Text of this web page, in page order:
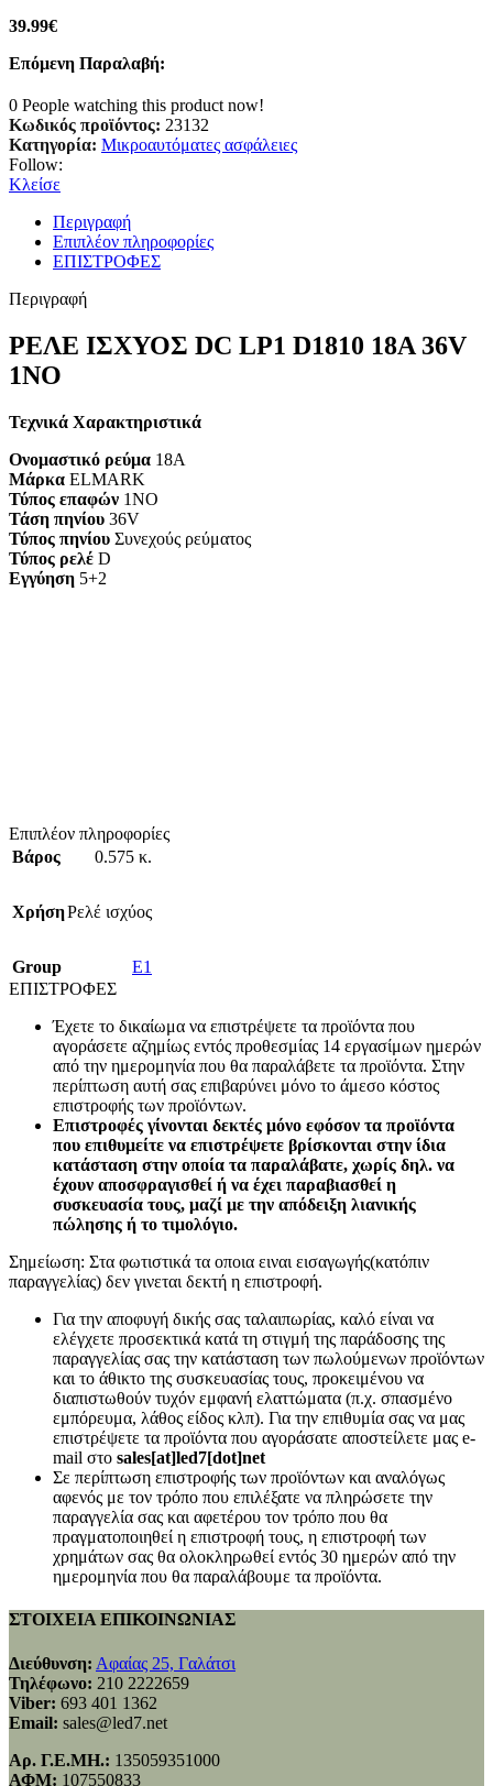
39.99€
Επόμενη Παραλαβή:
0 People watching this product now!
Κωδικός προϊόντος: 23132
Κατηγορία: Μικροαυτόματες ασφάλειες
Follow:
Κλείσε
Περιγραφή
Επιπλέον πληροφορίες
ΕΠΙΣΤΡΟΦΕΣ
Περιγραφή
ΡΕΛΕ ΙΣΧΥΟΣ DC LP1 D1810 18A 36V
1ΝΟ
Τεχνικά Χαρακτηριστικά
Ονομαστικό ρεύμα 18A
Μάρκα ELMARK
Τύπος επαφών 1NO
Τάση πηνίου 36V
Τύπος πηνίου Συνεχούς ρεύματος
Τύπος ρελέ D
Εγγύηση 5+2
Επιπλέον πληροφορίες
Βάρος
0.575 κ.
ΧρήσηΡελέ ισχύος
Group
E1
ΕΠΙΣΤΡΟΦΕΣ
Έχετε το δικαίωμα να επιστρέψετε τα προϊόντα που
αγοράσετε αζημίως εντός προθεσμίας 14 εργασίμων ημερών
από την ημερομηνία που θα παραλάβετε τα προϊόντα. Στην
περίπτωση αυτή σας επιβαρύνει μόνο το άμεσο κόστος
επιστροφής των προϊόντων.
Επιστροφές γίνονται δεκτές μόνο εφόσον τα προϊόντα
που επιθυμείτε να επιστρέψετε βρίσκονται στην ίδια
κατάσταση στην οποία τα παραλάβατε, χωρίς δηλ. να
έχουν αποσφραγισθεί ή να έχει παραβιασθεί η
συσκευασία τους, μαζί με την απόδειξη λιανικής
πώλησης ή το τιμολόγιο.
Σημείωση: Στα φωτιστικά τα οποια ειναι εισαγωγής(κατόπιν
παραγγελίας) δεν γινεται δεκτή η επιστροφή.
Για την αποφυγή δικής σας ταλαιπωρίας, καλό είναι να
ελέγχετε προσεκτικά κατά τη στιγμή της παράδοσης της
παραγγελίας σας την κατάσταση των πωλούμενων προϊόντων
και το άθικτο της συσκευασίας τους, προκειμένου να
διαπιστωθούν τυχόν εμφανή ελαττώματα (π.χ. σπασμένο
εμπόρευμα, λάθος είδος κλπ). Για την επιθυμία σας να μας
επιστρέψετε τα προϊόντα που αγοράσατε αποστείλετε μας e-
mail στο sales[at]led7[dot]net
Σε περίπτωση επιστροφής των προϊόντων και αναλόγως
αφενός με τον τρόπο που επιλέξατε να πληρώσετε την
παραγγελία σας και αφετέρου τον τρόπο που θα
πραγματοποιηθεί η επιστροφή τους, η επιστροφή των
χρημάτων σας θα ολοκληρωθεί εντός 30 ημερών από την
ημερομηνία που θα παραλάβουμε τα προϊόντα.
ΣΤΟΙΧΕΙΑ ΕΠΙΚΟΙΝΩΝΙΑΣ
Διεύθυνση: Αφαίας 25, Γαλάτσι
Τηλέφωνο: 210 2222659
Viber: 693 401 1362
Email: sales@led7.net
Αρ. Γ.Ε.ΜΗ.: 135059351000
ΑΦΜ: 107550833